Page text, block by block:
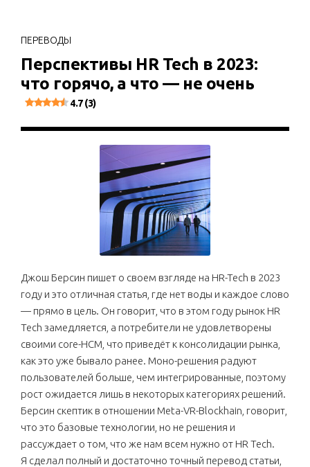
ПЕРЕВОДЫ
Перспективы HR Tech в 2023:
что горячо, а что — не очень
4.7 (3)
Джош Берсин пишет о своем взгляде на HR-Tech в 2023
году и это отличная статья, где нет воды и каждое слово
— прямо в цель. Он говорит, что в этом году рынок HR
Tech замедляется, а потребители не удовлетворены
своими core-HCM, что приведёт к консолидации рынка,
как это уже бывало ранее. Моно-решения радуют
пользователей больше, чем интегрированные, поэтому
рост ожидается лишь в некоторых категориях решений.
Берсин скептик в отношении Meta-VR-Blockhain, говорит,
что это базовые технологии, но не решения и
рассуждает о том, что же нам всем нужно от HR Tech.
Я сделал полный и достаточно точный перевод статьи,